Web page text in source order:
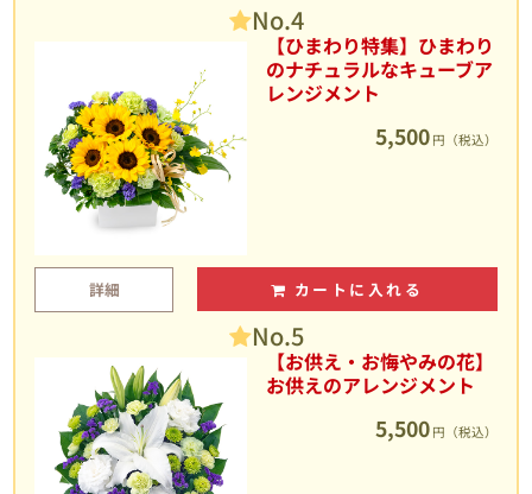
No.4
【ひまわり特集】ひまわり
のナチュラルなキューブア
レンジメント
5,500 円（税込）
詳細 カートに入れる
No.5
【お供え・お悔やみの花】
お供えのアレンジメント
5,500 円（税込）